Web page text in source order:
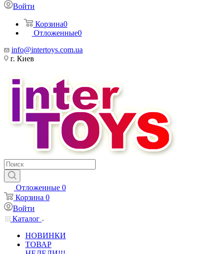
Войти
Корзина0
Отложенные0
info@intertoys.com.ua
г. Киев
Отложенные 0
Корзина 0
Войти
Каталог
НОВИНКИ
ТОВАР